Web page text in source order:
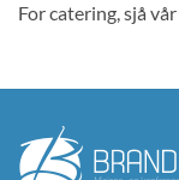
For catering, sjå vår